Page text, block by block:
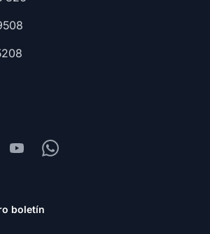
YoutubeWhatsapp
boletín